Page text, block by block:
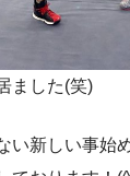
ました(笑)
い新しい事始